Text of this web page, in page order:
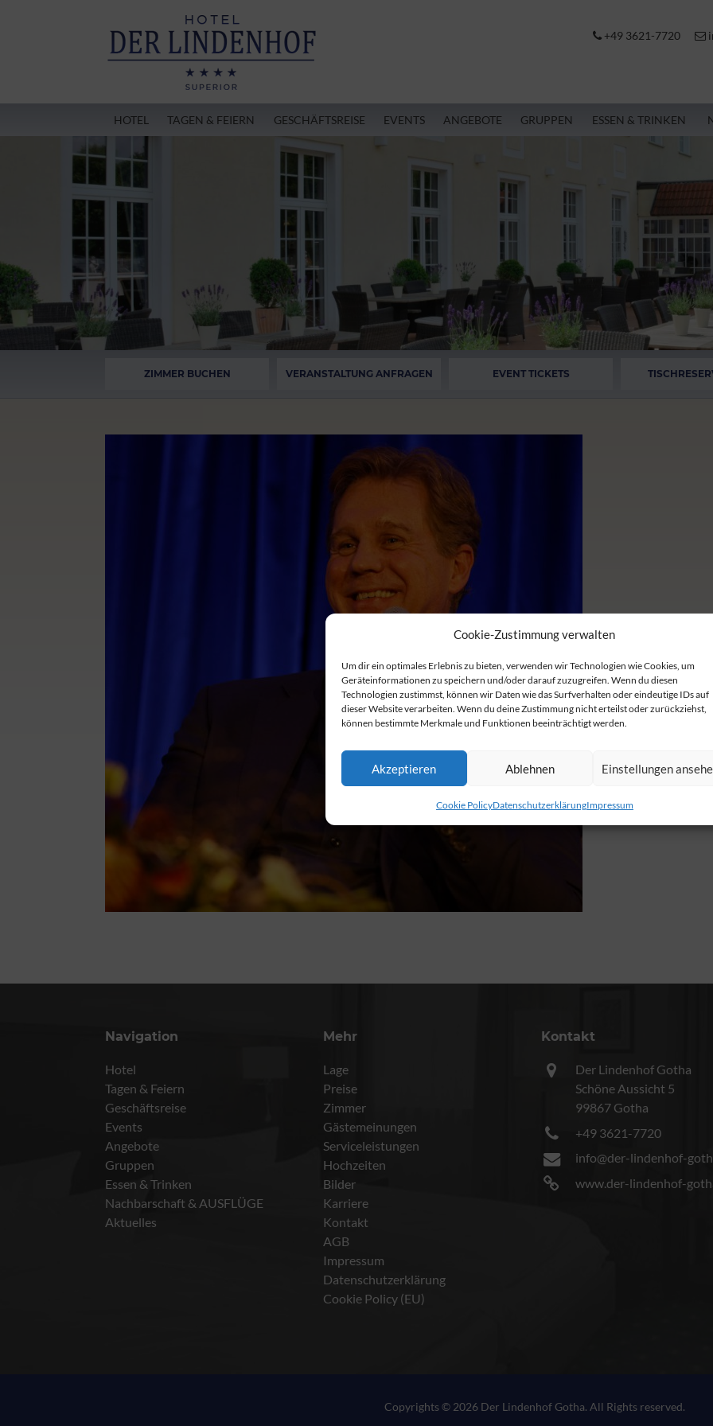
Cookie-Zustimmung verwalten
Um dir ein optimales Erlebnis zu bieten, verwenden wir Technologien wie Cookies, um
Geräteinformationen zu speichern und/oder darauf zuzugreifen. Wenn du diesen
Technologien zustimmst, können wir Daten wie das Surfverhalten oder eindeutige IDs auf
dieser Website verarbeiten. Wenn du deine Zustimmung nicht erteilst oder zurückziehst,
können bestimmte Merkmale und Funktionen beeinträchtigt werden.
Akzeptieren Ablehnen Einstellungen
Cookie PolicyDatenschutzerklärungImpressum
+49 3621-7720
HOTEL TAGEN & FEIERN GESCHÄFTSREISE EVENTS ANGEBOTE GRUPPEN ESSEN & TRINKEN
ZIMMER BUCHEN VERANSTALTUNG ANFRAGEN EVENT TICKETS
Navigation
Hotel
Tagen & Feiern
Geschäftsreise
Events
Angebote
Gruppen
Essen & Trinken
Nachbarschaft & AUSFLÜGE
Aktuelles
Mehr
Lage
Preise
Zimmer
Gästemeinungen
Serviceleistungen
Hochzeiten
Bilder
Karriere
Kontakt
AGB
Impressum
Datenschutzerklärung
Cookie Policy (EU)
Kontakt
Der Lindenhof Gotha
Schöne Aussicht 5
99867 Gotha
+49 3621-7720
info@der-lindenhof-
www.der-lindenhof-
Copyrights © 2026 Der Lindenhof Gotha. All Rights reserved.